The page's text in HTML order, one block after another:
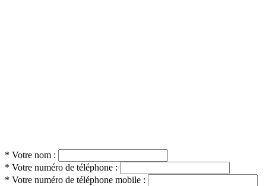
* Votre nom :
* Votre numéro de téléphone :
* Votre numéro de téléphone mobile :